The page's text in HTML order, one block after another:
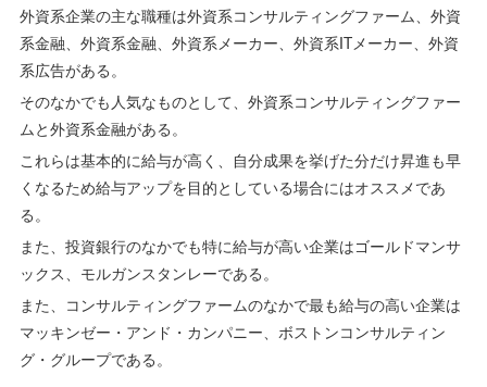
外資系企業の主な職種は外資系コンサルティングファーム、外資
系金融、外資系金融、外資系メーカー、外資系ITメーカー、外資
系広告がある。
そのなかでも人気なものとして、 外資系コンサルティングファー
ムと 外資系金融がある。
これらは基本的に給与が高く、自分成果を挙げた分だけ昇進も早
くなるため給与アップを目的としている場合にはオススメであ
る。
また、投資銀行のなかでも特に給与が高い企業はゴールドマンサ
ックス、モルガンスタンレーである。
また、コンサルティングファームのなかで最も給与の高い企業は
マッキンゼー・アンド・カンパニー、ボストンコンサルティン
グ・グループである。